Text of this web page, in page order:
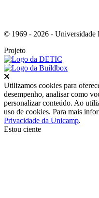
© 1969 - 2026 - Universidade
Projeto
Utilizamos cookies para
desempenho, analisar como
personalizar conteúdo. Ao
uso de cookies. Para mais
Privacidade da Unicamp.
Estou ciente